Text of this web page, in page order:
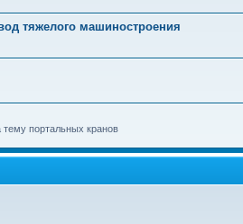
тяжелого машиностроения
портальных кранов